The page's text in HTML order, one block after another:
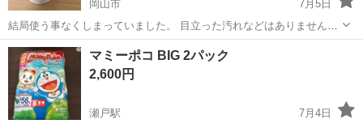
岡山市
7月5日
結局使う事なくしまっていました。 目立った汚れなどはありませんが
中古品の為ご理解ある方のみお願いします。
岡山 岡山市 ベビー用品 ありません
マミーポコ BIG 2パック
2,600円
瀬戸駅
7月4日